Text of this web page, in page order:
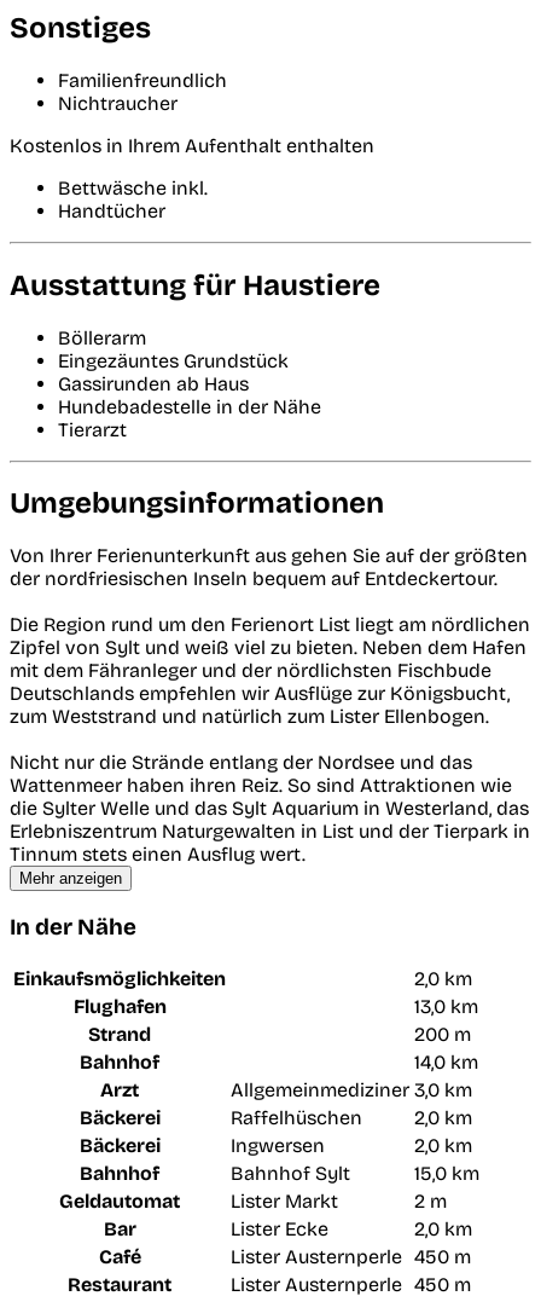
Sonstiges
Familienfreundlich
Nichtraucher
Kostenlos in Ihrem Aufenthalt enthalten
Bettwäsche inkl.
Handtücher
Ausstattung für Haustiere
Böllerarm
Eingezäuntes Grundstück
Gassirunden ab Haus
Hundebadestelle in der Nähe
Tierarzt
Umgebungsinformationen
Von Ihrer Ferienunterkunft aus gehen Sie auf der größten
der nordfriesischen Inseln bequem auf Entdeckertour.
Die Region rund um den Ferienort List liegt am nördlichen
Zipfel von Sylt und weiß viel zu bieten. Neben dem Hafen
mit dem Fähranleger und der nördlichsten Fischbude
Deutschlands empfehlen wir Ausflüge zur Königsbucht,
zum Weststrand und natürlich zum Lister Ellenbogen.
Nicht nur die Strände entlang der Nordsee und das
Wattenmeer haben ihren Reiz. So sind Attraktionen wie
die Sylter Welle und das Sylt Aquarium in Westerland, das
Erlebniszentrum Naturgewalten in List und der Tierpark in
Tinnum stets einen Ausflug wert.
Mehr anzeigen
In der Nähe
Einkaufsmöglichkeiten
2,0 km
Flughafen
13,0 km
Strand
200 m
Bahnhof
14,0 km
Arzt
Allgemeinmediziner 3,0 km
Bäckerei
Raffelhüschen
2,0 km
Bäckerei
Ingwersen
2,0 km
Bahnhof
Bahnhof Sylt
15,0 km
Geldautomat
Lister Markt
2 m
Bar
Lister Ecke
2,0 km
Café
Lister Austernperle 450 m
Restaurant
Lister Austernperle 450 m